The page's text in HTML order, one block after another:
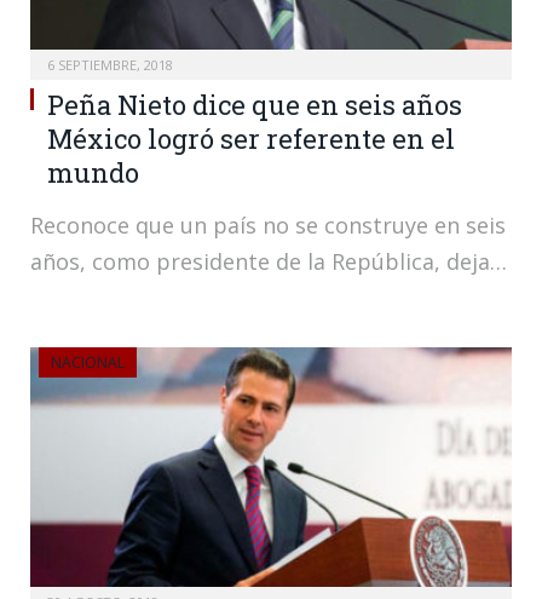
6 SEPTIEMBRE, 2018
Peña Nieto dice que en seis años
México logró ser referente en el
mundo
Reconoce que un país no se construye en seis
años, como presidente de la República, deja…
NACIONAL